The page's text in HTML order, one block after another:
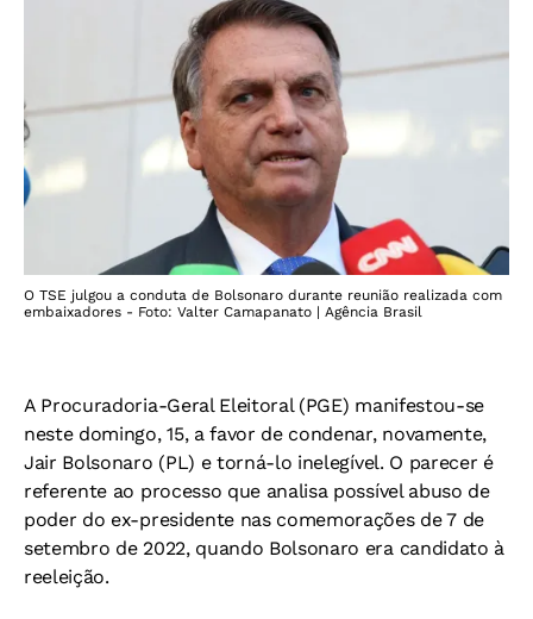
O TSE julgou a conduta de Bolsonaro durante reunião realizada com
embaixadores - Foto: Valter Camapanato | Agência Brasil
A Procuradoria-Geral Eleitoral (PGE) manifestou-se
neste domingo, 15, a favor de condenar, novamente,
Jair Bolsonaro (PL) e torná-lo inelegível. O parecer é
referente ao processo que analisa possível abuso de
poder do ex-presidente nas comemorações de 7 de
setembro de 2022, quando Bolsonaro era candidato à
reeleição.